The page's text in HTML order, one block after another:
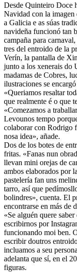
Desde Quinteiro Doce
Navidad con la imagen
a Galicia e as súas
navideña funcionó tan
campaña para
tres del entroido de la
Verín, la pantalla de
junto a los xenerais do
madamas de Cobres,
ilustraciones se
«Queriamos resaltar
que realmente é o que
«Comezamos a
Levounos tempo
colaborar con Rodrigo
nosa idea», añade.
Dos de los botes de
fritas. «Fanas nun
llevan mini orejas de
ambos elaborados por
pastelería fan uns
tarro, así que
bolindres», cuenta. El
encontrarse en más de
«Se alguén quere
escribirnos por
funcionando moi ben.
escribir doutros
incluamos a seu
adelanta que sí, en el
figuras.